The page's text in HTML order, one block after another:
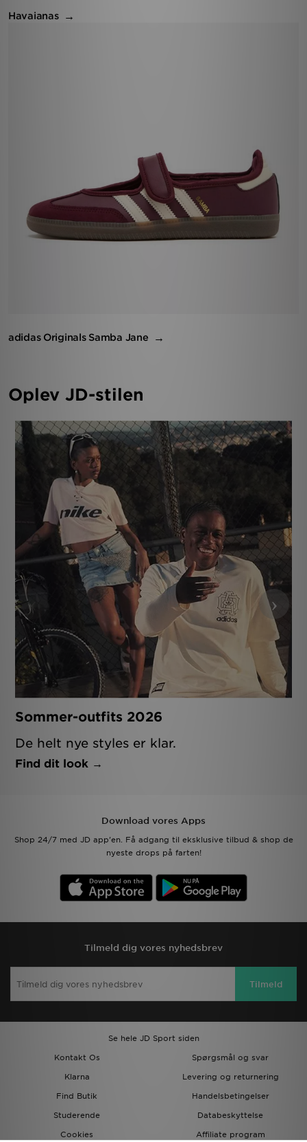
Havaianas
adidas Originals Samba Jane
Oplev JD-stilen
Sommer-outfits 2026
De helt nye styles er klar.
Find dit look
‹ ›
Download vores Apps
Shop 24/7 med JD app'en. Få adgang til eksklusive tilbud & shop de
nyeste drops på farten!
Tilmeld dig vores nyhedsbrev
Tilmeld
Se hele JD Sport siden
Kontakt Os
Spørgsmål og svar
Klarna
Levering og returnering
Find Butik
Handelsbetingelser
Studerende
Databeskyttelse
Cookies
Affiliate program